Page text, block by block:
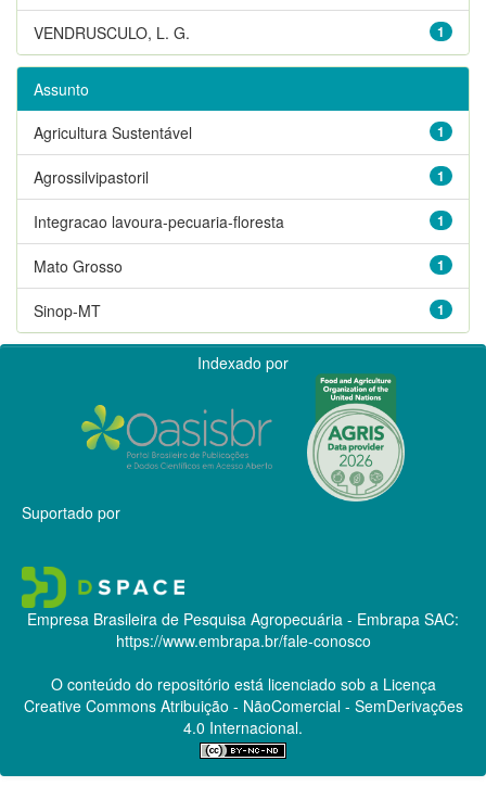
1
VENDRUSCULO, L. G.
Assunto
1
Agricultura Sustentável
1
Agrossilvipastoril
1
Integracao lavoura-pecuaria-floresta
1
Mato Grosso
1
Sinop-MT
Indexado por
Suportado por
Empresa Brasileira de Pesquisa Agropecuária - Embrapa SAC:
https://www.embrapa.br/fale-conosco
O conteúdo do repositório está licenciado sob a Licença
Creative CommonsAtribuição - NãoComercial - SemDerivações
4.0 Internacional.